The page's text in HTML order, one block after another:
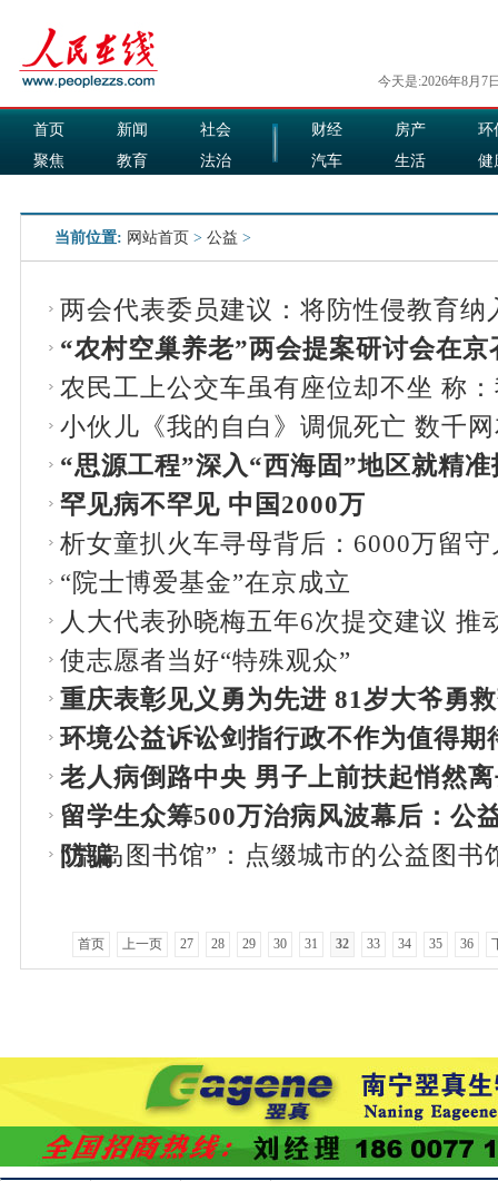
今天是:2026年8月7
首页 新闻
社会
聚焦
教育
法治
财经 房产
环
汽车
生活
健
当前位置: 网站首页 > 公益 >
两会代表委员建议：将防性侵教育纳
“农村空巢养老”两会提案研讨会在京
农民工上公交车虽有座位却不坐 称
小伙儿《我的自白》调侃死亡 数千
“思源工程”深入“西海固”地区就精
罕见病不罕见 中国2000万
析女童扒火车寻母背后：6000万留
“院士博爱基金”在京成立
人大代表孙晓梅五年6次提交建议 推
使志愿者当好“特殊观众”
重庆表彰见义勇为先进 81岁大爷勇
环境公益诉讼剑指行政不作为值得期
老人病倒路中央 男子上前扶起悄然
留学生众筹500万治病风波幕后：公
防骗
“荒岛图书馆”：点缀城市的公益图书
首页 上一页 27 28 29 30 31 32 33 34 35 36